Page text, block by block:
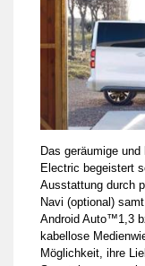
Das geräumige
Electric begeistert
Ausstattung durch
Navi (optional)
Android Auto™1,3
kabellose
Möglichkeit, ihre